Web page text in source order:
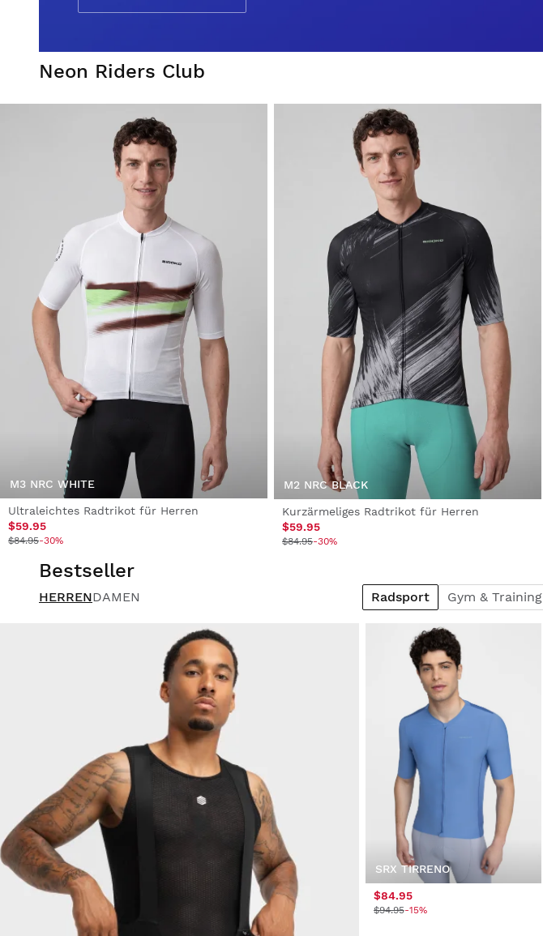
Neon Riders Club
M3 NRC WHITE
Ultraleichtes Radtrikot für Herren
$59.95
$84.95-30%
M2 NRC BLACK
Kurzärmeliges Radtrikot für Herren
$59.95
$84.95-30%
Bestseller
HERRENDAMEN Radsport Gym & Training
SRX TIRRENO
$84.95
$94.95-15%